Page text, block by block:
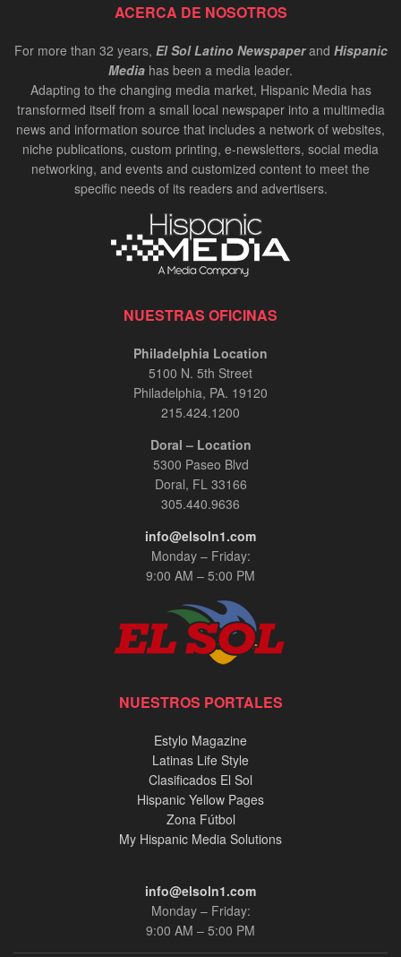
ACERCA DE NOSOTROS
For more than 32 years, El Sol Latino Newspaperand Hispanic
Media has been a media leader.
Adapting to the changing media market, Hispanic Media has
transformed itself from a small local newspaper into a multimedia
news and information source that includes a network of websites,
niche publications, custom printing, e-newsletters, social media
networking, and events and customized content to meet the
specific needs of its readers and advertisers.
NUESTRAS OFICINAS
Philadelphia Location
5100 N. 5th Street
Philadelphia, PA. 19120
215.424.1200
Doral – Location
5300 Paseo Blvd
Doral, FL 33166
305.440.9636
info@elsoln1.com
Monday – Friday:
9:00 AM – 5:00 PM
NUESTROS PORTALES
Estylo Magazine
Latinas Life Style
Clasificados El Sol
Hispanic Yellow Pages
Zona Fútbol
My Hispanic Media Solutions
info@elsoln1.com
Monday – Friday:
9:00 AM – 5:00 PM